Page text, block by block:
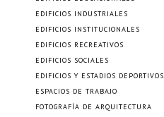
EDIFICIOS INDUSTRIALES
EDIFICIOS INSTITUCIONALES
EDIFICIOS RECREATIVOS
EDIFICIOS SOCIALES
EDIFICIOS Y ESTADIOS DEPORTIVOS
ESPACIOS DE TRABAJO
FOTOGRAFÍA DE ARQUITECTURA